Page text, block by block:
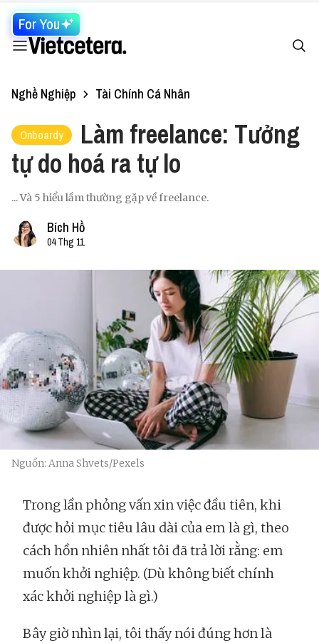
For You
Nghề Nghiệp Tài Chính Cá Nhân
Onboardy
Làm freelance: Tưởng
tự do hoá ra tự lo
... Và 5 hiểu lầm thường gặp về freelance.
Bích Hồ
04 Thg 11
Nguồn: Anna Shvets/Pexels
Trong lần phỏng vấn xin việc đầu tiên, khi
được hỏi mục tiêu lâu dài của em là gì, theo
cách hồn nhiên nhất tôi đã trả lời rằng: em
muốn khởi nghiệp. (Dù không biết chính
xác khởi nghiệp là gì.)
Bây giờ nhìn lại, tôi thấy nói đúng hơn là